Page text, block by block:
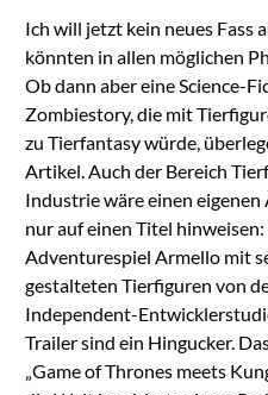
Ich will jetzt kein neues Fass
könnten in allen möglichen
Ob dann aber eine Science-
Zombiestory, die mit
zu Tierfantasy würde,
Artikel. Auch der Bereich
Industrie wäre einen
nur auf einen Titel
Adventurespiel Armello mit
gestalteten Tierfiguren von
Independent-
Trailer sind ein Hingucker.
„Game of Thrones meets